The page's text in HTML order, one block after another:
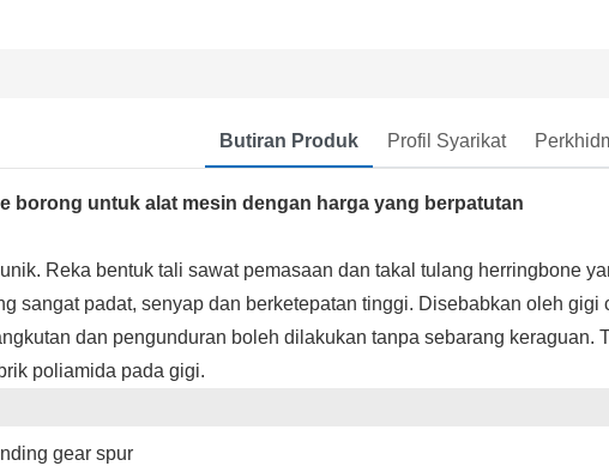
Butiran Produk Profil Syarikat
borong untuk alat mesin dengan harga yang berpatutan
Reka bentuk tali sawat pemasaan dan takal tulang herringbone
sangat padat, senyap dan berketepatan tinggi. Disebabkan oleh
dan pengunduran boleh dilakukan tanpa sebarang
poliamida pada gigi.
gear spur